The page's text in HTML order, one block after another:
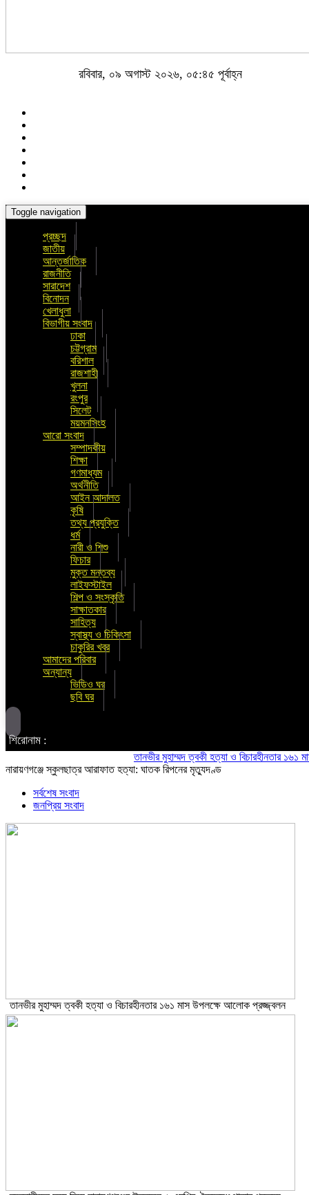
রবিবার, ০৯ অগাস্ট ২০২৬, ০৫:৪৫ পূর্বাহ্ন
Toggle navigation
প্রচ্ছদ
জাতীয়
আন্তর্জাতিক
রাজনীতি
সারাদেশ
বিনোদন
খেলাধুলা
বিভাগীয় সংবাদ
ঢাকা
চট্টগ্রাম
বরিশাল
রাজশাহী
খুলনা
রংপুর
সিলেট
ময়মনসিংহ
আরো সংবাদ
সম্পাদকীয়
শিক্ষা
গণমাধ্যম
অর্থনীতি
আইন আদালত
কৃষি
তথ্য প্রযুক্তি
ধর্ম
নারী ও শিশু
ফিচার
মুক্ত মন্তব্য
লাইফস্টাইল
শিল্প ও সংস্কৃতি
সাক্ষাতকার
সাহিত্য
স্বাস্থ্য ও চিকিৎসা
চাকুরির খবর
আমাদের পরিবার
অন্যান্য
ভিডিও ঘর
ছবি ঘর
শিরোনাম :
তানভীর মুহাম্মদ ত্বকী হত্যা ও বিচারহীনতার ১৬১ মাস
নারায়ণগঞ্জে স্কুলছাত্র আরাফাত হত্যা: ঘাতক রিপনের মৃত্যুদণ্ড
সর্বশেষ সংবাদ
জনপ্রিয় সংবাদ
তানভীর মুহাম্মদ ত্বকী হত্যা ও বিচারহীনতার ১৬১ মাস উপলক্ষে আলোক প্রজ্জ্বলন